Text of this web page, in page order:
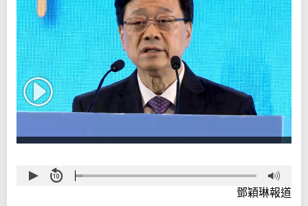
鄧穎琳報道